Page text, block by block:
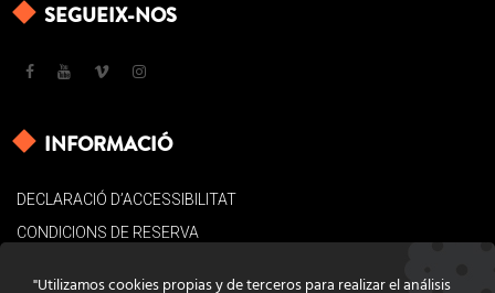
SEGUEIX-NOS
INFORMACIÓ
DECLARACIÓ D’ACCESSIBILITAT
CONDICIONS DE RESERVA
"Utilizamos cookies propias y de terceros para realizar el análisis